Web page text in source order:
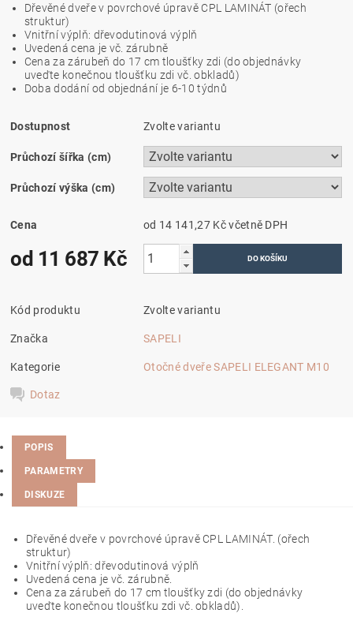
Dřevěné dveře v povrchové úpravě CPL LAMINÁT (ořech
struktur)
Vnitřní výplň: dřevodutinová výplň
Uvedená cena je vč. zárubně
Cena za zárubeň do 17 cm tloušťky zdi (do objednávky
uveďte konečnou tloušťku zdi vč. obkladů)
Doba dodání od objednání je 6-10 týdnů
Dostupnost Zvolte variantu
Průchozí šířka (cm)
Průchozí výška (cm)
Cena od 14 141,27 Kčvčetně DPH
od 11 687 Kč
Kód produktu Zvolte variantu
Značka SAPELI
Kategorie Otočné dveře SAPELI ELEGANT M10
Dotaz
POPIS
PARAMETRY
DISKUZE
Dřevěné dveře v povrchové úpravě CPL LAMINÁT. (ořech
struktur)
Vnitřní výplň: dřevodutinová výplň
Uvedená cena je vč. zárubně.
Cena za zárubeň do 17 cm tloušťky zdi (do objednávky
uveďte konečnou tloušťku zdi vč. obkladů).